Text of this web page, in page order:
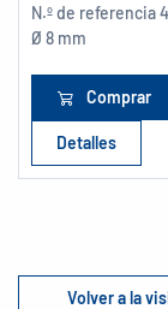
N.º de referencia
Ø 8 mm
Comprar
Detalles
Volver a la